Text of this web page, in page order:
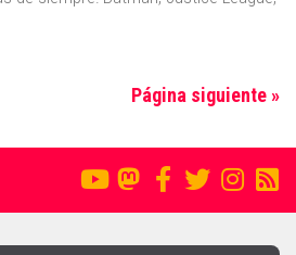
Página siguiente »